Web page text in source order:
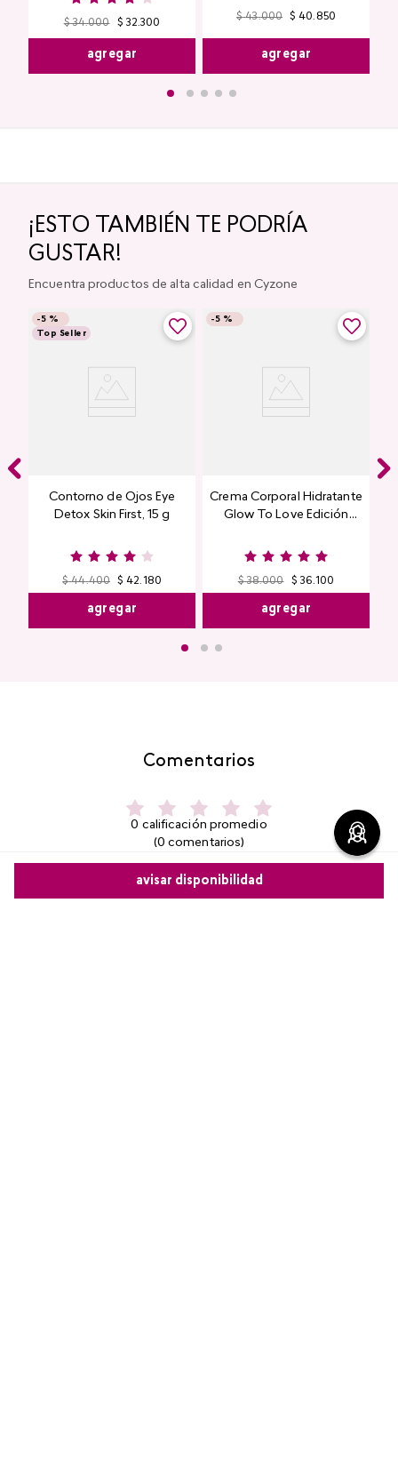
avisar disponibilidad
$ 34.000 $ 32.300
agregar
$ 43.000 $ 40. 850
agregar
¡ESTO TAMBIÉN TE PODRÍA
GUSTAR!
Encuentra productos de alta calidad en Cyzone
-5 %
Top Seller
Contorno de Ojos Eye
Detox Skin First, 15 g
$ 44.400 $ 42.180
agregar
-5 %
Crema Corporal Hidratante
Glow To Love Edición
$ 38.000 $ 36.100
agregar
Comentarios
0 calificación promedio
(0 comentarios)
Por favor, inicia sesión para escribir un comentario.